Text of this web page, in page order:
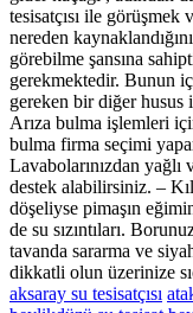
tesisatçısı ile görüşmek
nereden
görebilme şansına
gerekmektedir. Bunun
gereken bir diğer husus
Arıza bulma işlemleri
bulma firma seçimi
Lavabolarınızdan yağlı
destek alabilirsiniz. –
döşeliyse pimaşın
de su sızıntıları.
tavanda sararma ve
dikkatli olun üzerinize
aksaray su tesisatçısı